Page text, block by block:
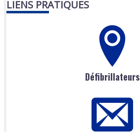
LIENS PRATIQUES
Défibrillateurs